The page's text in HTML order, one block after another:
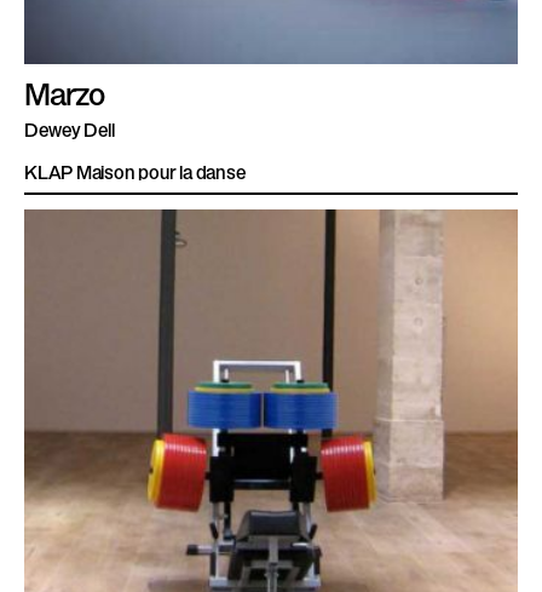
Marzo
Dewey Dell
KLAP Maison pour la danse